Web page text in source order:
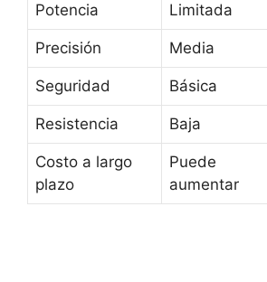
Potencia Limitada
Precisión Media
Seguridad Básica
Resistencia Baja
Costo a largo
plazo
Puede
aumentar